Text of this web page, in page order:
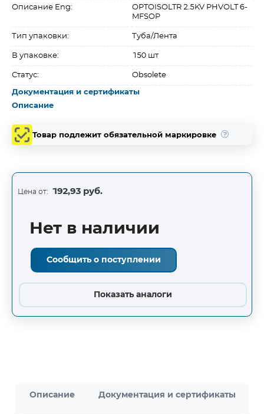
Описание Eng:
OPTOISOLTR 2.5KV PHVOLT 6-
MFSOP
Тип упаковки: Туба/Лента
В упаковке: 150 шт
Статус: Obsolete
Документация и сертификаты
Описание
Товар подлежит обязательной маркировке
Цена от: 192,93 руб.
Нет в наличии
Сообщить о поступлении
Показать аналоги
Описание Документация и сертификаты